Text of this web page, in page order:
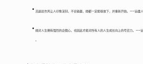
吕副总作风让人印象深刻，不论输赢，她都一定能够放下，并重新开始。——远雄人
她对人生拥有强烈的企图心，也因此才能对所有人的人生成长向上的号召力。——
。